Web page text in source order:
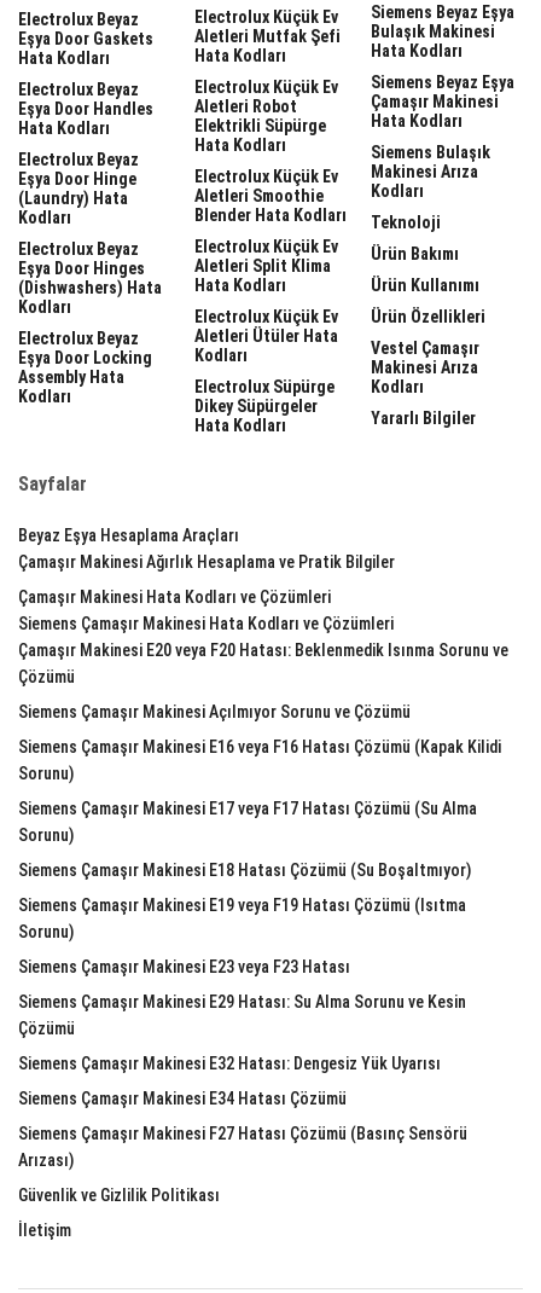
Electrolux Beyaz
Eşya Door Gaskets
Hata Kodları
Electrolux Beyaz
Eşya Door Handles
Hata Kodları
Electrolux Beyaz
Eşya Door Hinge
(laundry) Hata
Kodları
Electrolux Beyaz
Eşya Door Hinges
(dishwashers) Hata
Kodları
Electrolux Beyaz
Eşya Door Locking
Assembly Hata
Kodları
Electrolux Küçük Ev
Aletleri Mutfak Şefi
Hata Kodları
Electrolux Küçük Ev
Aletleri Robot
Elektrikli Süpürge
Hata Kodları
Electrolux Küçük Ev
Aletleri Smoothie
Blender Hata Kodları
Electrolux Küçük Ev
Aletleri Split Klima
Hata Kodları
Electrolux Küçük Ev
Aletleri Ütüler Hata
Kodları
Electrolux Süpürge
Dikey Süpürgeler
Hata Kodları
Siemens Beyaz Eşya
Bulaşık Makinesi
Hata Kodları
Siemens Beyaz Eşya
Çamaşır Makinesi
Hata Kodları
Siemens Bulaşık
Makinesi Arıza
Kodları
Teknoloji
Ürün Bakımı
Ürün Kullanımı
Ürün Özellikleri
Vestel Çamaşır
Makinesi Arıza
Kodları
Yararlı Bilgiler
Sayfalar
Beyaz Eşya Hesaplama Araçları
Çamaşır Makinesi Ağırlık Hesaplama ve Pratik Bilgiler
Çamaşır Makinesi Hata Kodları ve Çözümleri
Siemens Çamaşır Makinesi Hata Kodları ve Çözümleri
Çamaşır Makinesi E20 veya F20 Hatası: Beklenmedik Isınma Sorunu ve
Çözümü
Siemens Çamaşır Makinesi Açılmıyor Sorunu ve Çözümü
Siemens Çamaşır Makinesi E16 veya F16 Hatası Çözümü (Kapak Kilidi
Sorunu)
Siemens Çamaşır Makinesi E17 veya F17 Hatası Çözümü (Su Alma
Sorunu)
Siemens Çamaşır Makinesi E18 Hatası Çözümü (Su Boşaltmıyor)
Siemens Çamaşır Makinesi E19 veya F19 Hatası Çözümü (Isıtma
Sorunu)
Siemens Çamaşır Makinesi E23 veya F23 Hatası
Siemens Çamaşır Makinesi E29 Hatası: Su Alma Sorunu ve Kesin
Çözümü
Siemens Çamaşır Makinesi E32 Hatası: Dengesiz Yük Uyarısı
Siemens Çamaşır Makinesi E34 Hatası Çözümü
Siemens Çamaşır Makinesi F27 Hatası Çözümü (Basınç Sensörü
Arızası)
Güvenlik ve Gizlilik Politikası
İletişim